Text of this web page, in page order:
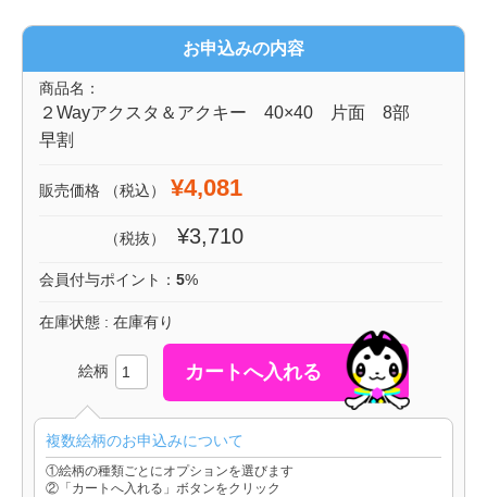
お申込みの内容
商品名：
２Wayアクスタ＆アクキー 40×40 片面 8部
早割
販売価格 （税込） ¥4,081
（税抜） ¥3,710
会員付与ポイント： 5%
在庫状態 : 在庫有り
絵柄
複数絵柄のお申込みについて
①絵柄の種類ごとにオプションを選びます
②「カートへ入れる」ボタンをクリック